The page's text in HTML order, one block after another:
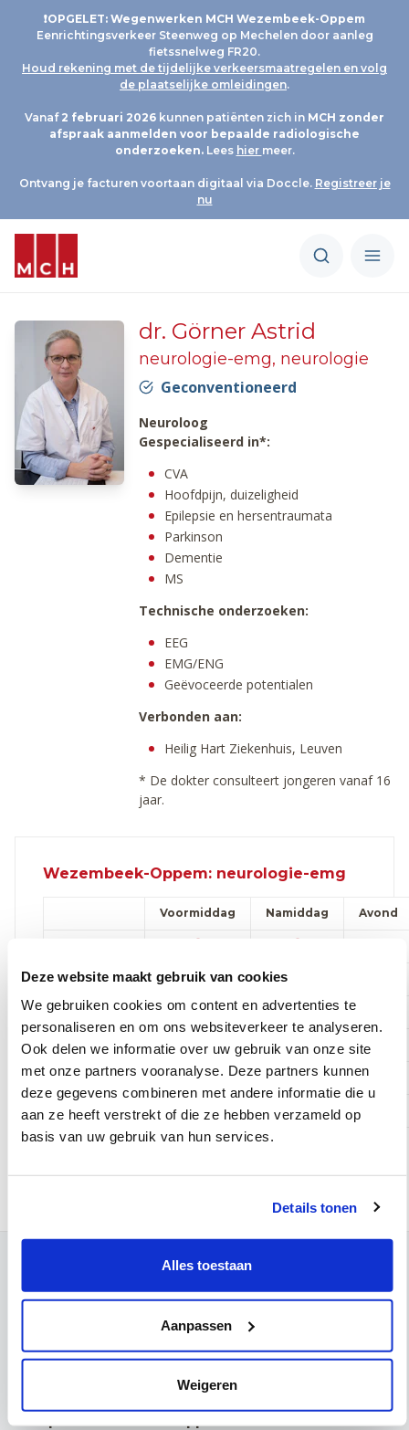
Deze website maakt gebruik van cookies
We gebruiken cookies om content en advertenties te
personaliseren en om ons websiteverkeer te analyseren.
Ook delen we informatie over uw gebruik van onze site
met onze partners vooranalyse. Deze partners kunnen
deze gegevens combineren met andere informatie die u
aan ze heeft verstrekt of die ze hebben verzameld op
basis van uw gebruik van hun services.
Details tonen
Alles toestaan
Aanpassen
Weigeren
❗OPGELET: Wegenwerken MCH Wezembeek-Oppem
Eenrichtingsverkeer Steenweg op Mechelen door aanleg
fietssnelweg FR20.
Houd rekening met de tijdelijke verkeersmaatregelen en volg
de plaatselijke omleidingen.
Vanaf 2 februari 2026 kunnen patiënten zich in MCH zonder
afspraak aanmelden voor bepaalde radiologische
onderzoeken.Lees hier meer.
Ontvang je facturen voortaan digitaal via Doccle. Registreer je
nu
dr. Görner Astrid
neurologie-emg, neurologie
Geconventioneerd
Neuroloog
Gespecialiseerd in*:
CVA
Hoofdpijn, duizeligheid
Epilepsie en hersentraumata
Parkinson
Dementie
MS
Technische onderzoeken:
EEG
EMG/ENG
Geëvoceerde potentialen
Verbonden aan:
Heilig Hart Ziekenhuis, Leuven
* De dokter consulteert jongeren vanaf 16
jaar.
Wezembeek-Oppem: neurologie-emg
Voormiddag Namiddag Avond
Dinsdag
Woensdag
Donderdag
Vrijdag
Zaterdag
Campus Leuven
Maria Theresiastraat 63 A
Onthaal:016 31 01 00